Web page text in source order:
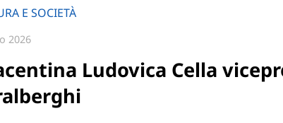
E SOCIETÀ
2026
Ludovica Cella